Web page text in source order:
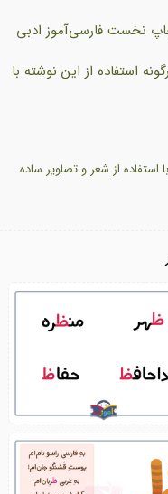
چاپ نخست فارسی‌آموز ادبی
استفاده از این نوشته با
استفاده از شعر و تصاویر ساده